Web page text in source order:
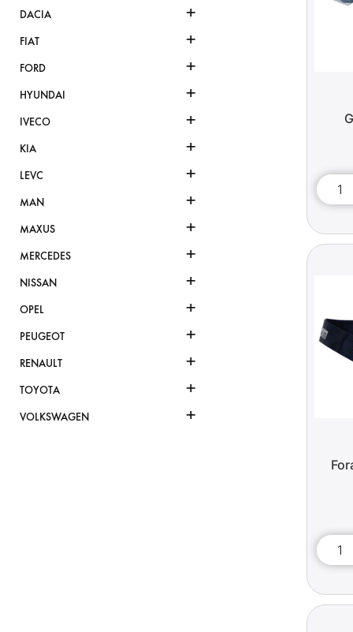
DACIA +
FIAT +
FORD +
HYUNDAI +
IVECO +
KIA +
LEVC +
MAN +
MAXUS +
MERCEDES +
NISSAN +
OPEL +
PEUGEOT +
RENAULT +
TOYOTA +
VOLKSWAGEN +